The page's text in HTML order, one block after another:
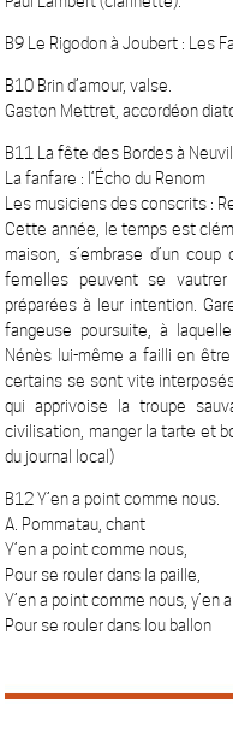
B9 Le Rigodon à Joubert : Les
B10 Brin d’amour, valse.
Gaston Mettret, accordéon
B11 La fête des Bordes à
La fanfare : l’Écho du Renom
Les musiciens des conscrits :
Cette année, le temps est
maison, s’embrase d’un
femelles peuvent se
préparées à leur intention.
fangeuse poursuite, à
Nénès lui-même a failli en
certains se sont vite
qui apprivoise la troupe
civilisation, manger la tarte et
du journal local)
B12 Y’en a point comme nous.
A. Pommatau, chant
Y’en a point comme nous,
Pour se rouler dans la paille,
Y’en a point comme nous, y’en
Pour se rouler dans lou ballon